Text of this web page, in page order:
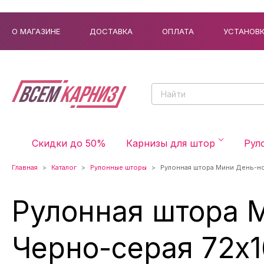
О МАГАЗИНЕ ДОСТАВКА ОПЛАТА
Скидки до 50% Карнизы для штор
Главная Каталог Рулонные шторы Рулонная штора Мини День-
Рулонная штора
Черно-серая